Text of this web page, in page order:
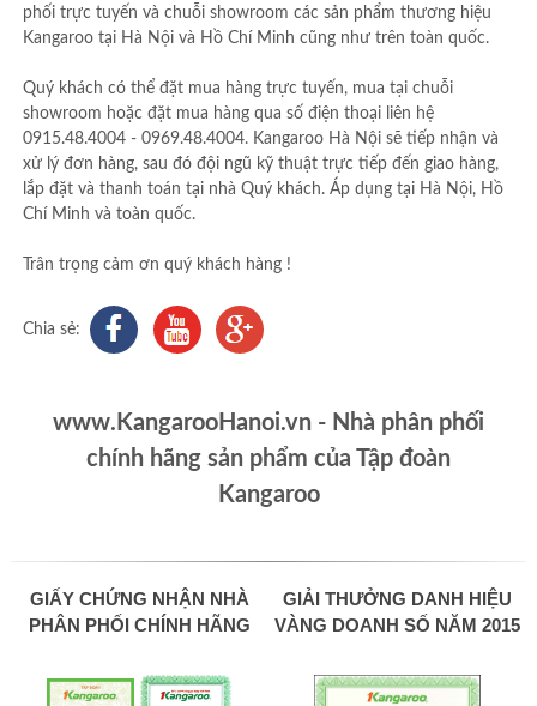
phối trực tuyến và chuỗi showroom các sản phẩm thương hiệu
Kangaroo tại Hà Nội và Hồ Chí Minh cũng như trên toàn quốc.
Quý khách có thể đặt mua hàng trực tuyến, mua tại chuỗi
showroom hoặc đặt mua hàng qua số điện thoại liên hệ
0915.48.4004 - 0969.48.4004. Kangaroo Hà Nội sẽ tiếp nhận và
xử lý đơn hàng, sau đó đội ngũ kỹ thuật trực tiếp đến giao hàng,
lắp đặt và thanh toán tại nhà Quý khách. Áp dụng tại Hà Nội, Hồ
Chí Minh và toàn quốc.
Trân trọng cảm ơn quý khách hàng !
Chia sẻ:
www.KangarooHanoi.vn - Nhà phân phối
chính hãng sản phẩm của Tập đoàn
Kangaroo
GIẤY CHỨNG NHẬN NHÀ
PHÂN PHỐI CHÍNH HÃNG
GIẢI THƯỞNG DANH HIỆU
VÀNG DOANH SỐ NĂM 2015